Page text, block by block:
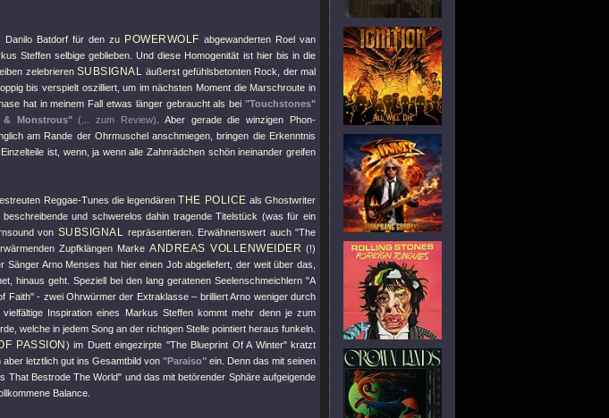
Danilo Batdorf für den zu POWERWOLF abgewanderten Roel van
Steffen selbige geblieben. Und diese Homogenität ist hier bis in die
zelebrieren SUBSIGNAL äußerst gefühlsbetonten Rock, der mal
bis verspielt oszilliert, um im nächsten Moment die Marschroute in
hat in meinem Fall etwas länger gebraucht als bei "Touchstones"
& Monstrous" (... zum Review) . Aber gerade die winzigen Phon-
am Rande der Ohrmuschel anschmiegen, bringen die Erkenntnis
ist, wenn, ja wenn alle Zahnrädchen schön ineinander greifen
Reggae-Tunes die legendärenTHE POLICE als Ghostwriter
und schwerelos dahin tragende Titelstück (was für ein
von SUBSIGNAL repräsentieren. Erwähnenswert auch "The
Zupfklängen Marke ANDREAS VOLLENWEIDER (!)
Arno Menses hat hier einen Job abgeliefert, der weit über das,
hinaus geht. Speziell bei den lang geratenen Seelenschmeichlern "A
Faith"- zwei Ohrwürmer der Extraklasse – brilliert Arno weniger durch
Inspiration eines Markus Steffen kommt mehr denn je zum
welche in jedem Song an der richtigen Stelle pointiert heraus funkeln.
PASSION ) im Duett eingezirpte "The Blueprint Of A Winter"kratzt
letztlich gut ins Gesamtbild von "Paraiso" ein. Denn das mit seinen
That Bestrode The World" und das mit betörender Sphäre aufgeigende
Balance.